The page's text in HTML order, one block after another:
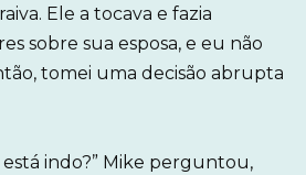
Ele a tocava e fazia
sobre sua esposa, e eu não
tomei uma decisão abrupta
está indo?” Mike perguntou,